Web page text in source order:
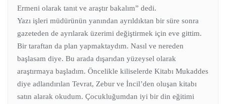
Ermeni olarak tanıt ve araştır bakalım” dedi.
Yazı işleri müdürünün yanından ayrıldıktan bir süre sonra
gazeteden de ayrılarak üzerimi değiştirmek için eve gittim.
Bir taraftan da plan yapmaktaydım. Nasıl ve nereden
başlasam diye. Bu arada dışarıdan yüzeysel olarak
araştırmaya başladım. Öncelikle kiliselerde Kitabı Mukaddes
diye adlandırılan Tevrat, Zebur ve İncil’den oluşan kitabı
satın alarak okudum. Çocukluğumdan iyi bir din eğitimi